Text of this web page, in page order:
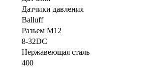
Датчики давления
Balluff
Разъем M12
8-32DC
Нержавеющая сталь
400